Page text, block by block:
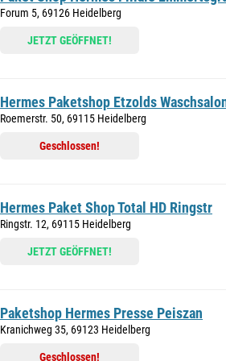
Forum 5, 69126 Heidelberg
JETZT GEÖFFNET!
Hermes Paketshop Etzolds
Roemerstr. 50, 69115 Heidelberg
Geschlossen!
Hermes Paket Shop Total HD Ringstr
Ringstr. 12, 69115 Heidelberg
JETZT GEÖFFNET!
Paketshop Hermes Presse Peiszan
Kranichweg 35, 69123 Heidelberg
Geschlossen!